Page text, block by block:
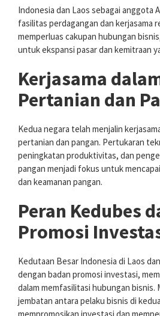
Indonesia dan Laos sebagai anggota
fasilitas perdagangan dan kerjasama
memperluas cakupan hubungan
untuk ekspansi pasar dan kemitraan
Kerjasama
Pertanian dan
Kedua negara telah menjalin
pertanian dan pangan. Pertukaran
peningkatan produktivitas, dan
pangan menjadi fokus untuk
dan keamanan pangan.
Peran Kedubes
Promosi
Kedutaan Besar Indonesia di Laos
dengan badan promosi investasi,
dalam memfasilitasi hubungan bisnis.
jembatan antara pelaku bisnis di